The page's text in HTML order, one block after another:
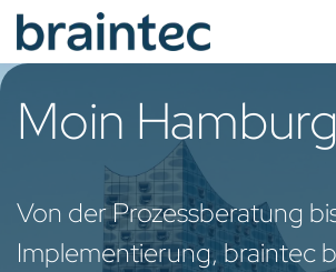
Se rendre au contenu
Moin Hamburg
Von der Prozessberatung
Implementierung, braintec